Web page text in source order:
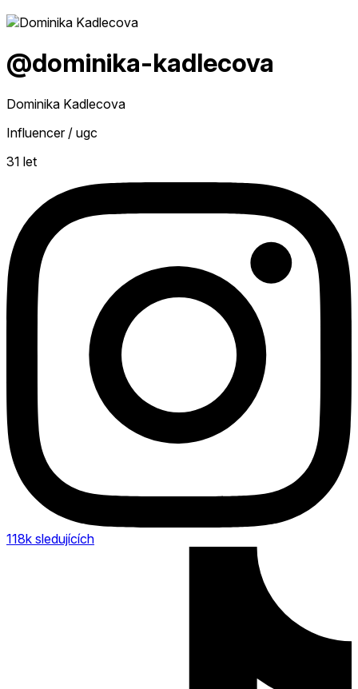
@dominika-kadlecova
Dominika Kadlecova
Influencer / ugc
31 let
118k sledujících